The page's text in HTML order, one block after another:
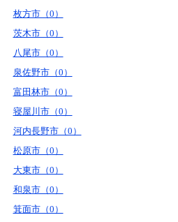
枚方市（0）
茨木市（0）
八尾市（0）
泉佐野市（0）
富田林市（0）
寝屋川市（0）
河内長野市（0）
松原市（0）
大東市（0）
和泉市（0）
箕面市（0）